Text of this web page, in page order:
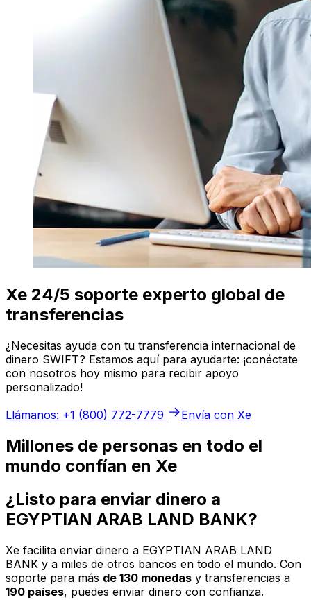
Xe 24/5 soporte experto global de
transferencias
¿Necesitas ayuda con tu transferencia internacional de
dinero SWIFT? Estamos aquí para ayudarte: ¡conéctate
con nosotros hoy mismo para recibir apoyo
personalizado!
Llámanos: +1 (800) 772-7779
Envía con Xe
Millones de personas en todo el
mundo confían en Xe
¿Listo para enviar dinero a
EGYPTIAN ARAB LAND BANK?
Xe facilita enviar dinero a EGYPTIAN ARAB LAND
BANK y a miles de otros bancos en todo el mundo. Con
soporte para más de 130 monedas y transferencias a
190 países, puedes enviar dinero con confianza.